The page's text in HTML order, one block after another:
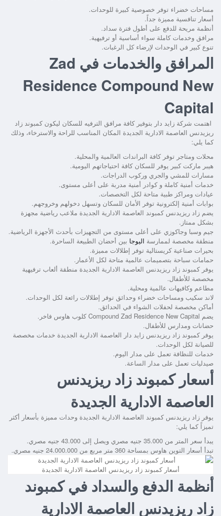
مساحات خضراء توفر خصوصية كبيرة للوحدات.
أسعار تنافسية مميزة جداً.
أنظمة مريحة للدفع على أطول فترة سداد.
مرافق وخدمات كاملة سواء أساسية أو ترفيهية.
تنوع كبير في الوحدات لإرضاء كل الرغبات.
المرافق والخدمات في Zad
Residence Compound New
Capital
اهتمت شركة زايد دار بتوفير كافة مرافق الترفيه للسكان ليكون كمبوند زاد
ريزيدنس العاصمة الادارية الجديدة المكان المناسب للراحة والاسترخاء، وذلك
كما يلي:
محلات ومتاجر توفر كافة البراندات العالمية والمحلية.
هيبر ماركت كبير يوفر للسكان كافة احتياجاتهم اليومية.
مسارات للمشي والجري وركوب الدراجات.
خدمات أمنية كاملة و كوادر أمنية مدربة على أعلى مستوى.
عيادات ومراكز طبية متاحة لكل التخصصات.
بوابات أمنية إلكترونية توفر الأمان للسكان وتسهل دخولهم وخروجهم.
يضم زاد ريزيدنس كمبوند العاصمة الادارية الجديدة ملاعب رياضية مجهزة
بشكل ممتاز.
جيم وسبا وجاكوزي على أعلى مستوى من التجهيزات بأحدث الأجهزة الرياضية.
منطقة مخصصة لممارسة اليوجا بين أحضان الطبيعة الساحرة.
بحيرات صناعية كريستالية توفر إطلالات مميزة.
حمامات سباحة بتصميمات عالمية متاحة لكل الأعمار.
يوفر كمبوند زاد ريزيدنس العاصمة الادارية الجديدة منطقة ألعاب ترفيهية
مخصصة للأطفال.
مطاعم وكافيهات عالمية ومحلية.
لاند سكيب ومساحات خضراء وحدائق توفر إطلالات رائعة لكل الوحدات.
أماكن مخصصة لحفلات الشواء في الحدائق.
يضم Compound Zad Residence New Capital كلوب هاوس فاخر.
حضانات ومدارس للأطفال.
يوفر كمبوند زاد ريزيدنس زايد دار العاصمة الادارية الجديدة خدمات مخصصة
للصيانة لكل الوحدات.
خدمات للنظافة تعمل على مدار اليوم.
صيدليات تعمل على مدار الساعة.
أسعار كمبوند زاد ريزيدنس
العاصمة الادارية الجديدة
يوفر زاد ريزيدنس كمبوند العاصمة الادارية الجديدة وحدات مميزة بأسعار أكثر
تميزاً كما يلي:
يبدأ سعر المتر من 35.000 جنيه مصري ويصل إلى 43.000 جنيه مصري.
تبدأ أسعار التوين هاوس بمساحة 360 متر مربع من 24.000.000 جنيه مصري.
أسعار كمبوند زاد ريزيدنس العاصمة الادارية الجديدة
أنظمة الدفع والسداد في كمبوند
زاد ريزيدنس العاصمة الادارية